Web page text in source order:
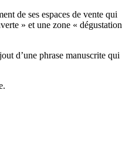
de ses espaces de vente qui
» et une zone « dégustation
d’une phrase manuscrite qui